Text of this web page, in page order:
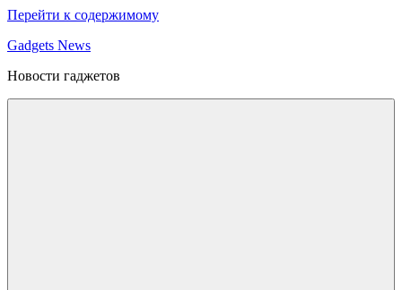
Перейти к содержимому
Gadgets News
Новости гаджетов